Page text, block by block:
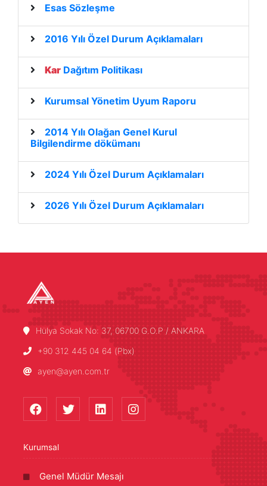
Esas Sözleşme
2016 Yılı Özel Durum Açıklamaları
Kar Dağıtım Politikası
Kurumsal Yönetim Uyum Raporu
2014 Yılı Olağan Genel Kurul
Bilgilendirme dökümanı
2024 Yılı Özel Durum Açıklamaları
2026 Yılı Özel Durum Açıklamaları
Hülya Sokak No: 37, 06700 G.O.P / ANKARA
+90 312 445 04 64 (Pbx)
ayen@ayen.com.tr
Kurumsal
Genel Müdür Mesajı